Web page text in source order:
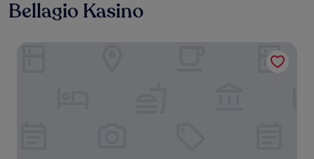
Bellagio Kasino